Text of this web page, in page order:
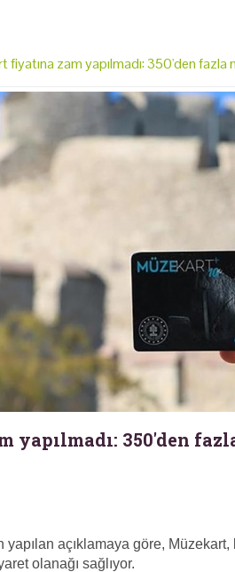
fiyatına zam yapılmadı: 350'den
yapılmadı: 350'den
yapılan açıklamaya göre,
olanağı sağlıyor.